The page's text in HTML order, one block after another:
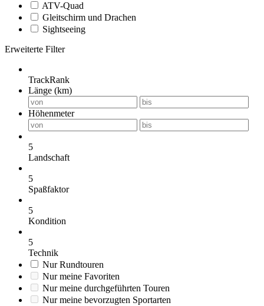
ATV-Quad
Gleitschirm und Drachen
Sightseeing
Erweiterte Filter
TrackRank
Länge (km)
Höhenmeter
5
Landschaft
5
Spaßfaktor
5
Kondition
5
Technik
Nur Rundtouren
Nur meine Favoriten
Nur meine durchgeführten Touren
Nur meine bevorzugten Sportarten